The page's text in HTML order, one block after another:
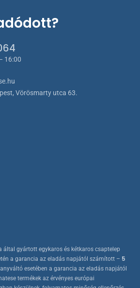
16:00
Vörösmarty utca 63.
által gyártott egykaros és kétkaros csaptelep
a garancia az eladás napjától számított – 5
esetében a garancia az eladás napjától
termékek az érvényes európai